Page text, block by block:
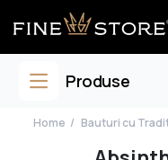
Produse
Home Bauturi cu